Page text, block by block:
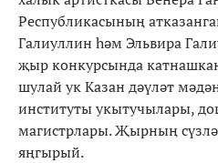
Республикасының
Галиуллин һәм Эльвира
җыр конкурсында
шулай ук Казан дәүләт
институты укытучылары,
магистрлары. Җырның
яңгырый.